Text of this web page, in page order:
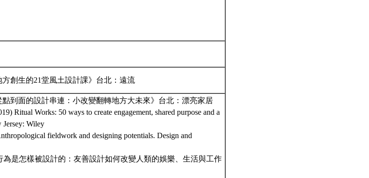
創生的21堂風土設計課》台北：遠流
到面的設計串連：小改變翻轉地方大未來》台北：漂亮家居
Ritual Works: 50 ways to create engagement, shared purpose and a
Jersey: Wiley
fieldwork and designing potentials. Design and
為是怎樣被設計的：友善設計如何改變人類的娛樂、生活與工作